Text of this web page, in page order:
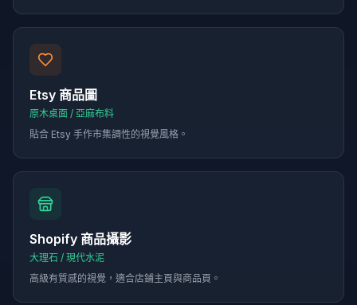
Etsy 商品圖
原木桌面 / 亞麻布料
貼合 Etsy 手作市集調性的視覺風格。
Shopify 商品攝影
大理石 / 現代水泥
高級有質感的視覺，適合店鋪主頁與商品頁。